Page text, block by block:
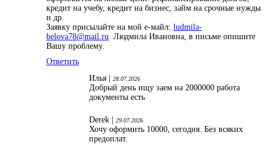
кредит на учебу, кредит на бизнес, займ на срочные нужды
и др.
Заявку присылайте на мой е-майл: ludmila-
belova78@mail.ru Людмила Ивановна, в письме опишите
Вашу проблему.
Ответить
Илья |
28.07.2026
Добрый день ищу заем на 2000000 работа
документы есть
Derek | 29.07.2026
Хочу оформить 10000, сегодня. Без всяких
предоплат.